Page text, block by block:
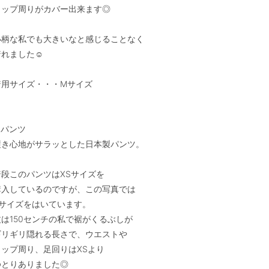
プ周りがカバー出来ます◎
な私でも大きいなと感じることなく
ました☺︎
サイズ・・・Mサイズ
ンツ
心地がサラッとした日本製パンツ。
このパンツはXSサイズを
しているのですが、この写真では
イズをはいています。
150センチの私で裾がくるぶしが
ギリ隠れる長さで、ウエストや
プ周り、足回りはXSより
りありました◎